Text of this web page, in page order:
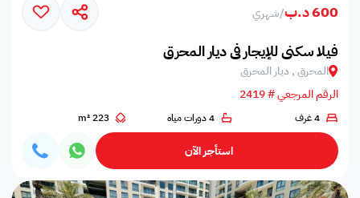
600 د.ب /شهري
فيلا سكني للإيجار في ديار المحرق
المحرق , ديار المحرق
الرقم المرجعي # 2419
4 غرف 4 دورات مياه 223 m²
استأجر الآن